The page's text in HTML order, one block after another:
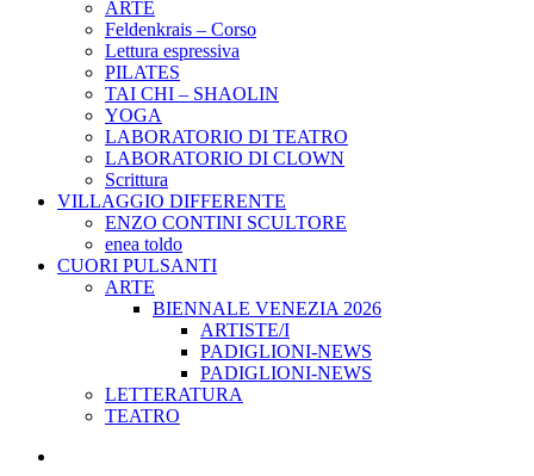
ARTE
Feldenkrais – Corso
Lettura espressiva
PILATES
TAI CHI – SHAOLIN
YOGA
LABORATORIO DI TEATRO
LABORATORIO DI CLOWN
Scrittura
VILLAGGIO DIFFERENTE
ENZO CONTINI SCULTORE
enea toldo
CUORI PULSANTI
ARTE
BIENNALE VENEZIA 2026
ARTISTE/I
PADIGLIONI-NEWS
PADIGLIONI-NEWS
LETTERATURA
TEATRO